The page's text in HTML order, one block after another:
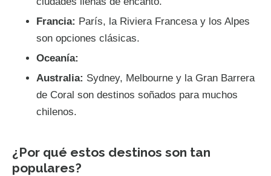
Francia: París, la Riviera Francesa y los Alpes
son opciones clásicas.
Oceanía:
Australia: Sydney, Melbourne y la Gran Barrera
de Coral son destinos soñados para muchos
chilenos.
¿Por qué estos destinos son tan
populares?